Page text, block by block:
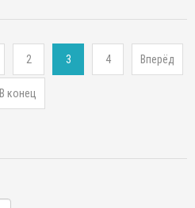
2 3 4 Вперёд
В конец